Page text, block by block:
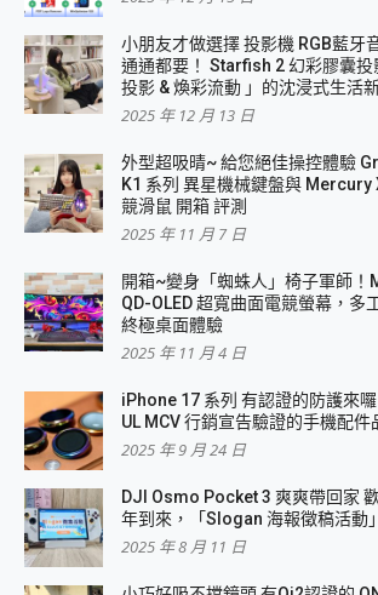
小朋友才做選擇 投影機 RGB藍牙
通通都要！ Starfish 2 幻彩膠囊
投影 & 煥彩流動 」的沈浸式生活
2025 年 12 月 13 日
外型超吸晴~ 給您絕佳操控體驗
K1 系列 異星機械鍵盤與 Mercury
競滑鼠 開箱 評測
2025 年 11 月 7 日
開箱~變身「蜘蛛人」椅子軍師！
QD-OLED 超寬曲面電競螢幕，多
終極桌面體驗
2025 年 11 月 4 日
iPhone 17 系列 有認證的防護來
UL MCV 行銷宣告驗證的手機配件
2025 年 9 月 24 日
DJI Osmo Pocket 3 爽爽帶回家
年到來，「Slogan 海報徵稿活動
2025 年 8 月 11 日